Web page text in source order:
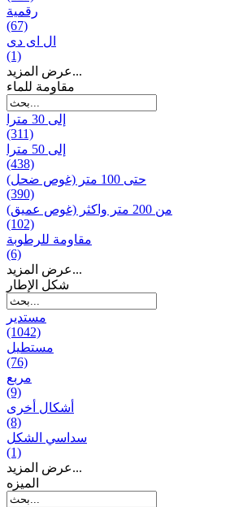
رقمية
(67)
ال ای دی
(1)
عرض المزيد...
مقاومة للماء
إلى 30 مترا
(311)
إلى 50 مترا
(438)
حتى 100 متر (غوص ضحل)
(390)
من 200 متر واکثر (غوص عميق)
(102)
مقاومة للرطوبة
(6)
عرض المزيد...
شكل الإطار
مستدير
(1042)
مستطيل
(76)
مربع
(9)
أشكال أخرى
(8)
سداسي الشكل
(1)
عرض المزيد...
المیزه